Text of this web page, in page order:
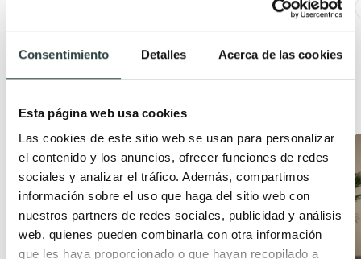
Consentimiento Detalles Acerca de las cookies
Esta página web usa cookies
Las cookies de este sitio web se usan para personalizar
el contenido y los anuncios, ofrecer funciones de redes
sociales y analizar el tráfico. Además, compartimos
información sobre el uso que haga del sitio web con
nuestros partners de redes sociales, publicidad y análisis
web, quienes pueden combinarla con otra información
que les haya proporcionado o que hayan recopilado a
+ 16